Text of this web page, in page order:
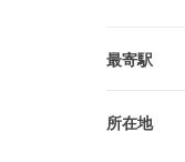
最寄駅
所在地